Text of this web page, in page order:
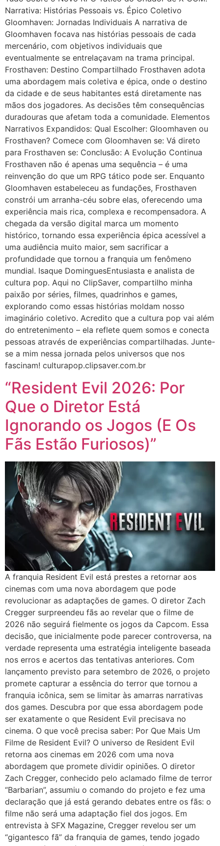
Narrativa: Histórias Pessoais vs. Épico Coletivo
Gloomhaven: Jornadas Individuais A narrativa de
Gloomhaven focava nas histórias pessoais de cada
mercenário, com objetivos individuais que
eventualmente se entrelaçavam na trama principal.
Frosthaven: Destino Compartilhado Frosthaven adota
uma abordagem mais coletiva e épica, onde o destino
da cidade e de seus habitantes está diretamente nas
mãos dos jogadores. As decisões têm consequências
duradouras que afetam toda a comunidade. Elementos
Narrativos Expandidos: Qual Escolher: Gloomhaven ou
Frosthaven? Comece com Gloomhaven se: Vá direto
para Frosthaven se: Conclusão: A Evolução Continua
Frosthaven não é apenas uma sequência – é uma
reinvenção do que um RPG tático pode ser. Enquanto
Gloomhaven estabeleceu as fundações, Frosthaven
constrói um arranha-céu sobre elas, oferecendo uma
experiência mais rica, complexa e recompensadora. A
chegada da versão digital marca um momento
histórico, tornando essa experiência épica acessível a
uma audiência muito maior, sem sacrificar a
profundidade que tornou a franquia um fenômeno
mundial. Isaque DominguesEntusiasta e analista de
cultura pop. Aqui no ClipSaver, compartilho minha
paixão por séries, filmes, quadrinhos e games,
explorando como essas histórias moldam nosso
imaginário coletivo. Acredito que a cultura pop vai além
do entretenimento – ela reflete quem somos e conecta
pessoas através de experiências compartilhadas. Junte-
se a mim nessa jornada pelos universos que nos
fascinam! culturapop.clipsaver.com.br
“Resident Evil 2026: Por
Que o Diretor Está
Ignorando os Jogos (E Os
Fãs Estão Furiosos)”
A franquia Resident Evil está prestes a retornar aos
cinemas com uma nova abordagem que pode
revolucionar as adaptações de games. O diretor Zach
Cregger surpreendeu fãs ao revelar que o filme de
2026 não seguirá fielmente os jogos da Capcom. Essa
decisão, que inicialmente pode parecer controversa, na
verdade representa uma estratégia inteligente baseada
nos erros e acertos das tentativas anteriores. Com
lançamento previsto para setembro de 2026, o projeto
promete capturar a essência do terror que tornou a
franquia icônica, sem se limitar às amarras narrativas
dos games. Descubra por que essa abordagem pode
ser exatamente o que Resident Evil precisava no
cinema. O que você precisa saber: Por Que Mais Um
Filme de Resident Evil? O universo de Resident Evil
retorna aos cinemas em 2026 com uma nova
abordagem que promete dividir opiniões. O diretor
Zach Cregger, conhecido pelo aclamado filme de terror
“Barbarian”, assumiu o comando do projeto e fez uma
declaração que já está gerando debates entre os fãs: o
filme não será uma adaptação fiel dos jogos. Em
entrevista à SFX Magazine, Cregger revelou ser um
“gigantesco fã” da franquia de games, tendo jogado